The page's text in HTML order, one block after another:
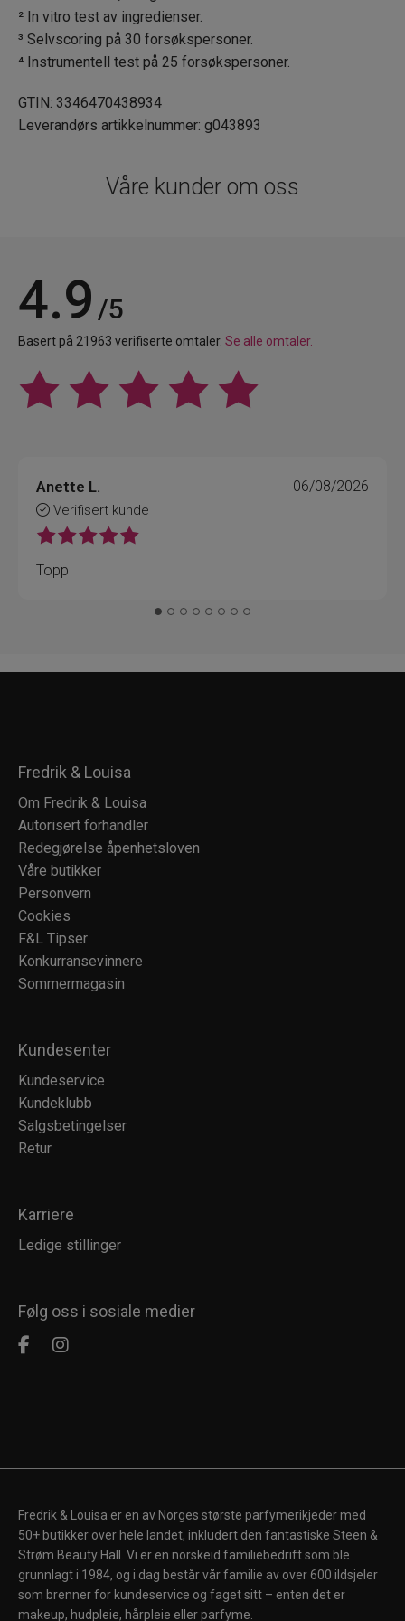
521 Le Grège Rosé - Satin
409 Le Rose Indien - Satin
06 Le Rose Brun - Satin
519 Le Rose Essentiel - Satin
530 Le Rose Rouge – Velvet
258 Le Bois De Rose - Velvet
962 Red - Velvet
772 Le Rose Bourbon - Velvet
775 Le Rouge Bordeaux - Satin
520 Le Rouge Profond - Velvet
345 Red - Satin
968 Le Lie De Vin - Satin
880 Le Rouge Rubis - Velvet
879 Le Cerise Noire - Velvet
940 Le Brun Chaud - Velvet
² In vitro test av ingredienser.
³ Selvscoring på 30 forsøkspersoner.
⁴ Instrumentell test på 25 forsøkspersoner.
GTIN: 3346470438934
Leverandørs artikkelnummer: g043893
Våre kunder om oss
4.9 /5
Basert på 21963 verifiserte omtaler. Se alle omtaler.
Anette L.
Verifisert kunde
06/08/2026
Topp
Fredrik & Louisa
Om Fredrik & Louisa
Autorisert forhandler
Redegjørelse åpenhetsloven
Våre butikker
Personvern
Cookies
F&L Tipser
Konkurransevinnere
Sommermagasin
Kundesenter
Kundeservice
Kundeklubb
Salgsbetingelser
Retur
Karriere
Ledige stillinger
Følg oss i sosiale medier
Fredrik & Louisa er en av Norges største parfymerikjeder med
50+ butikker over hele landet, inkludert den fantastiske Steen &
Strøm Beauty Hall. Vi er en norskeid familiebedrift som ble
grunnlagt i 1984, og i dag består vår familie av over 600 ildsjeler
som brenner for kundeservice og faget sitt – enten det er
makeup, hudpleie, hårpleie eller parfyme.